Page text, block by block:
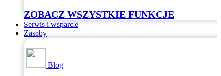
ZOBACZ WSZYSTKIE FUNKCJE
Serwis i wsparcie
Zasoby
Blog